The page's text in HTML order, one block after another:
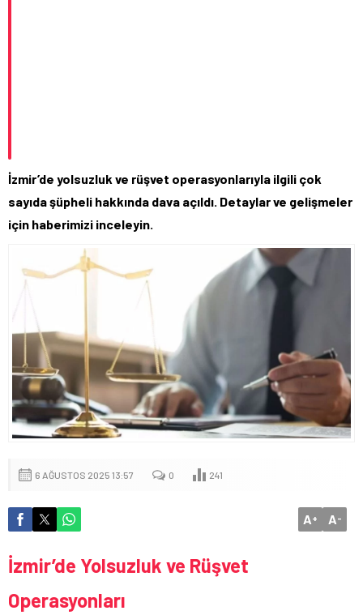
İzmir’de yolsuzluk ve rüşvet operasyonlarıyla ilgili çok
sayıda şüpheli hakkında dava açıldı. Detaylar ve gelişmeler
için haberimizi inceleyin.
6 AĞUSTOS 2025 13:57 0 241
A+ A-
İzmir’de Yolsuzluk ve Rüşvet
Operasyonları